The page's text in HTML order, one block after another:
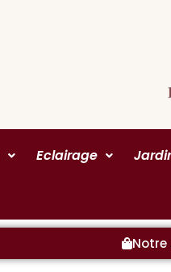
Eclairage
Notre